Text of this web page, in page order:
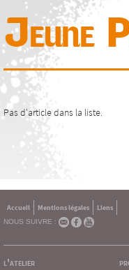
Jeune
Pas d'article dans la liste.
Accueil Mentions légales
Liens
NOUS SUIVRE :
l'atelier